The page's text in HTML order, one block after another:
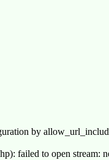
by
failed to open stream: